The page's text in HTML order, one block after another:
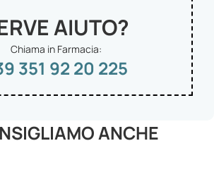
AIUTO?
Chiama in Farmacia:
351 92 20 225
ANCHE